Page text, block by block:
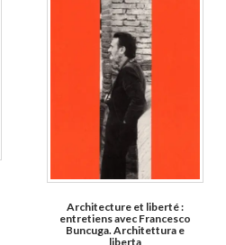
Architecture et liberté :
entretiens avec Francesco
Buncuga. Architettura e
liberta